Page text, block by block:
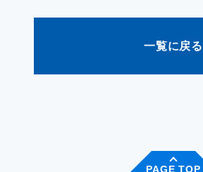
一覧に戻る
PAGE TOP